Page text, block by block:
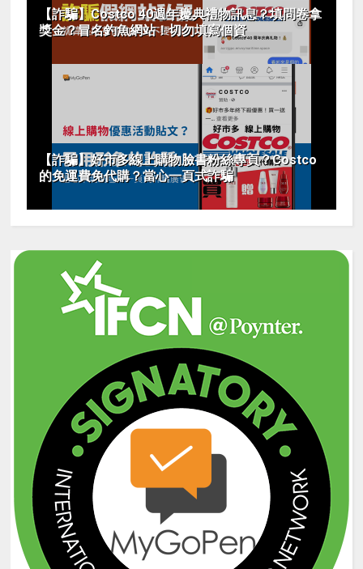
【詐騙】Costco 40週年慶典禮物訊息？填問卷拿
獎金？冒名釣魚網站！切勿填寫個資
【詐騙】好市多線上購物臉書粉絲專頁？Costco
的免運費免代購？當心一頁式詐騙